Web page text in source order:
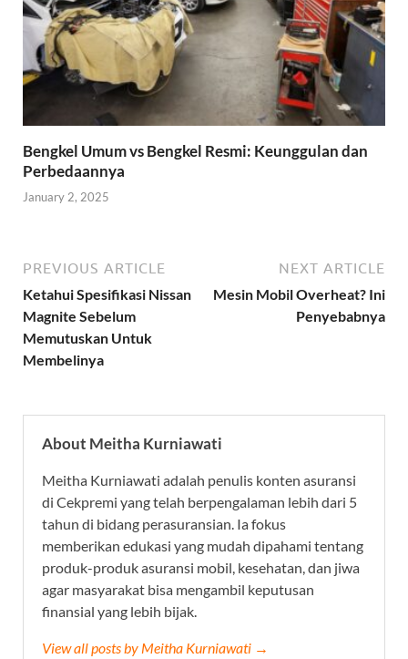
Bengkel Umum vs Bengkel Resmi: Keunggulan dan
Perbedaannya
January 2, 2025
PREVIOUS ARTICLE
Ketahui Spesifikasi Nissan
Magnite Sebelum
Memutuskan Untuk
Membelinya
NEXT ARTICLE
Mesin Mobil Overheat? Ini
Penyebabnya
About Meitha Kurniawati
Meitha Kurniawati adalah penulis konten asuransi
di Cekpremi yang telah berpengalaman lebih dari 5
tahun di bidang perasuransian. Ia fokus
memberikan edukasi yang mudah dipahami tentang
produk-produk asuransi mobil, kesehatan, dan jiwa
agar masyarakat bisa mengambil keputusan
finansial yang lebih bijak.
View all posts by Meitha Kurniawati →